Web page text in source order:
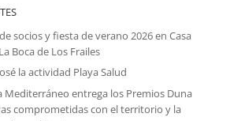
socios y fiesta de verano 2026 en Casa
Boca de Los Frailes
la actividad Playa Salud
Mediterráneo entrega los Premios Duna
comprometidas con el territorio y la